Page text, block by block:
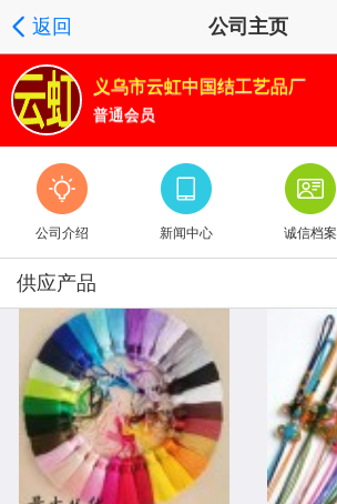
返回 公司主页
义乌市云虹中国结工艺品厂
普通会员
公司介绍 新闻中心 诚信档案
供应产品